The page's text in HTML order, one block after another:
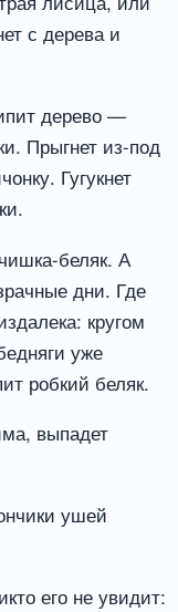
с дерева и
дерево —
Прыгнет из-под
Гугукнет
беляк. А
дни. Где
кругом
уже
робкий беляк.
выпадет
ушей
его не увидит: